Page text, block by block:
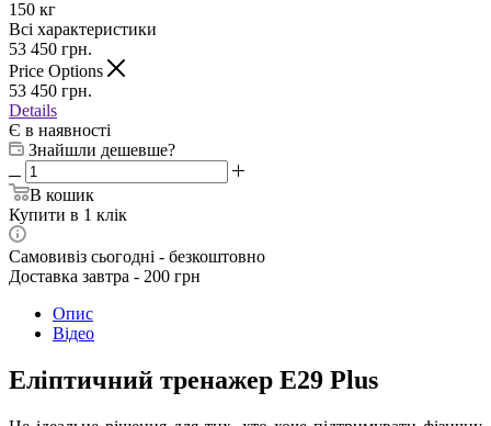
150 кг
Всі характеристики
53 450 грн.
Price Options
53 450 грн.
Details
Є в наявності
Знайшли дешевше?
В кошик
Купити в 1 клік
Самовивіз сьогодні - безкоштовно
Доставка завтра - 200 грн
Опис
Відео
Еліптичний тренажер Е29 Plus